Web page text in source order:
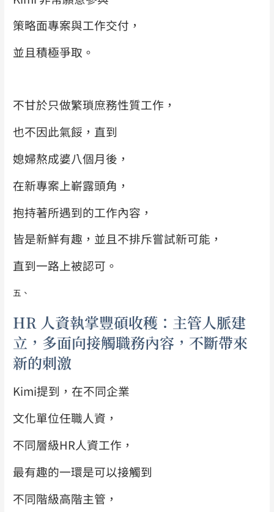
策略面專案與工作交付，
並且積極爭取。
不甘於只做繁瑣庶務性質工作，
也不因此氣餒，直到
媳婦熬成婆八個月後，
在新專案上嶄露頭角，
抱持著所遇到的工作內容，
皆是新鮮有趣，並且不排斥嘗試新可能，
直到一路上被認可。
五、
HR 人資執掌豐碩收穫：主管人脈建
立，多面向接觸職務內容，不斷帶來
新的刺激
Kimi提到，在不同企業
文化單位任職人資，
不同層級HR人資工作，
最有趣的一環是可以接觸到
不同階級高階主管，